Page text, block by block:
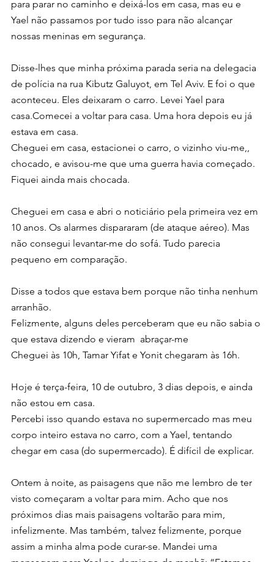
para parar no caminho e deixá-los em casa, mas eu e
Yael não passamos por tudo isso para não alcançar
nossas meninas em segurança.
Disse-lhes que minha próxima parada seria na delegacia
de polícia na rua Kibutz Galuyot, em Tel Aviv. E foi o que
aconteceu. Eles deixaram o carro. Levei Yael para
casa.Comecei a voltar para casa. Uma hora depois eu já
estava em casa.
Cheguei em casa, estacionei o carro, o vizinho viu-me,,
chocado, e avisou-me que uma guerra havia começado.
Fiquei ainda mais chocada.
Cheguei em casa e abri o noticiário pela primeira vez em
10 anos. Os alarmes dispararam (de ataque aéreo). Mas
não consegui levantar-me do sofá. Tudo parecia
pequeno em comparação.
Disse a todos que estava bem porque não tinha nenhum
arranhão.
Felizmente, alguns deles perceberam que eu não sabia o
que estava dizendo e vieram  abraçar-me
Cheguei às 10h, Tamar Yifat e Yonit chegaram às 16h.
Hoje é terça-feira, 10 de outubro, 3 dias depois, e ainda
não estou em casa.
Percebi isso quando estava no supermercado mas meu
corpo inteiro estava no carro, com a Yael, tentando
chegar em casa (do supermercado). É difícil de explicar.
Ontem à noite, as paisagens que não me lembro de ter
visto começaram a voltar para mim. Acho que nos
próximos dias mais paisagens voltarão para mim,
infelizmente. Mas também, talvez felizmente, porque
assim a minha alma pode curar-se. Mandei uma